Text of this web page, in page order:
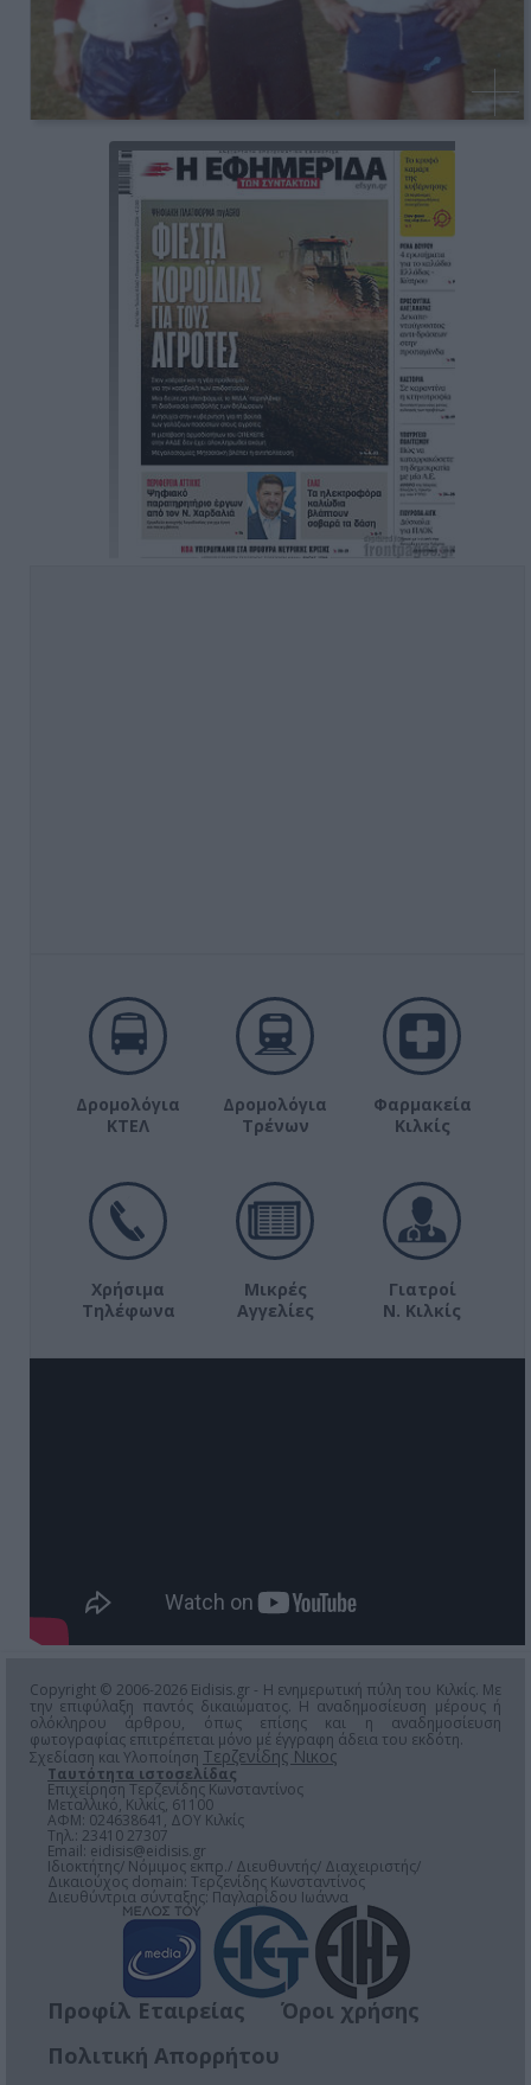
Δρομολόγια
ΚΤΕΛ
Δρομολόγια
Τρένων
Φαρμακεία
Κιλκίς
Χρήσιμα
Τηλέφωνα
Μικρές
Αγγελίες
Γιατροί
Ν. Κιλκίς
Copyright © 2006-2026 Eidisis.gr - Η ενημερωτική πύλη του Κιλκίς. Με
την επιφύλαξη παντός δικαιώματος. Η αναδημοσίευση μέρους ή
ολόκληρου άρθρου, όπως επίσης και η αναδημοσίευση
φωτογραφίας επιτρέπεται μόνο μέ έγγραφη άδεια του εκδότη.
Σχεδίαση και Υλοποίηση Τερζενίδης Νικος
Ταυτότητα ιστοσελίδας
Επιχείρηση Τερζενίδης Κωνσταντίνος
Μεταλλικό, Κιλκίς, 61100
ΑΦΜ: 024638641, ΔΟΥ Κιλκίς
Τηλ.: 23410 27307
Email: eidisis@eidisis.gr
Ιδιοκτήτης/ Νόμιμος εκπρ./ Διευθυντής/ Διαχειριστής/
Δικαιούχος domain: Τερζενίδης Κωνσταντίνος
Διευθύντρια σύνταξης: Παγλαρίδου Ιωάννα
Προφίλ Εταιρείας
Όροι χρήσης
Πολιτική Απορρήτου